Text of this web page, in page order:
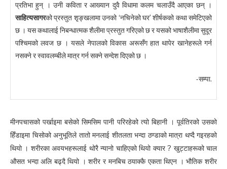
प्रतिभा हुन् । उनी कविता र आख्यान दुवै विधामा कलम चलाउँदै आएका छन् ।
साहित्यसागरको प्रस्तुत शृङ्खलामा उनको ‘नचिनेको घर’ शीर्षकको कथा समेटिएको
छ । यस कथालाई निबन्धात्मक शैलीमा प्रस्तुत गरिएको छ र यसको भाषाशैलीमा सुदूर
पश्चिमको लवज छ । यसले नेपालको विकास अरूसँग हात थापेर खानेहरूले गर्न
नसक्ने र स्वावलम्बीले मात्र गर्न सक्ने सन्देश दिएको छ ।
-सम्पा.
मीनपचासको पर्खाइमा बसेको सिमसिम पानी परिरहेको त्यो बिहानी । पूर्वतिरको उसको
हिँडाइमा चिसोको अनुभूतिले तातो मनलाई शीतलता भन्दा ठण्डाको मात्रा थप्दै गइरहको
थियो । शरीरका अवयभहरूलाई थोरै न्यानो चाहिएको थियो क्यार ? खुट्टाहरूको चाल
औसत भन्दा अलि बढ्दै थियो । शरीर र मनबिच ठयाक्कै एकता थिएन । भौतिक शरीर